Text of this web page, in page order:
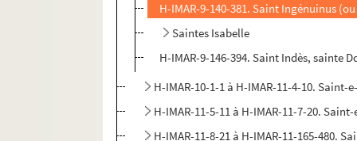
H-IMAR-9-140-381. Saint Ingénuinus
Saintes Isabelle
H-IMAR-9-146-394. Saint Indès, sainte
H-IMAR-10-1-1 à H-IMAR-11-4-10.
H-IMAR-11-5-11 à H-IMAR-11-7-20.
H-IMAR-11-8-21 à H-IMAR-11-165-480.